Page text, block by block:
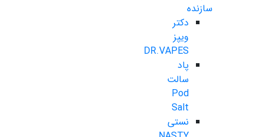
سازنده
دکتر
ویپز
DR.VAPES
پاد
سالت
Pod
Salt
نستی